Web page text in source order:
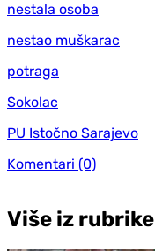
nestala osoba
nestao muškarac
potraga
Sokolac
PU Istočno Sarajevo
Komentari (0)
Više iz rubrike